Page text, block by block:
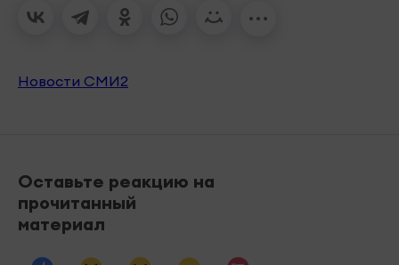
Новости СМИ2
Оставьте реакцию на
прочитанный
материал